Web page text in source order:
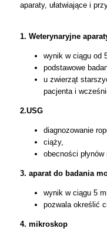
aparaty, ułatwiające i
1. Weterynaryjne
wynik w ciągu od
podstawowe
u zwierząt
pacjenta i
2.USG
diagnozowanie
ciąży,
obecności
3. aparat do badania
wynik w ciągu 5
pozwala określić
4. mikroskop